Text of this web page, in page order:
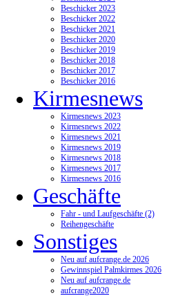
Beschicker 2023
Beschicker 2022
Beschicker 2021
Beschicker 2020
Beschicker 2019
Beschicker 2018
Beschicker 2017
Beschicker 2016
Kirmesnews
Kirmesnews 2023
Kirmesnews 2022
Kirmesnews 2021
Kirmesnews 2019
Kirmesnews 2018
Kirmesnews 2017
Kirmesnews 2016
Geschäfte
Fahr - und Laufgeschäfte (2)
Reihengeschäfte
Sonstiges
Neu auf aufcrange.de 2026
Gewinnspiel Palmkirmes 2026
Neu auf aufcrange.de
aufcrange2020